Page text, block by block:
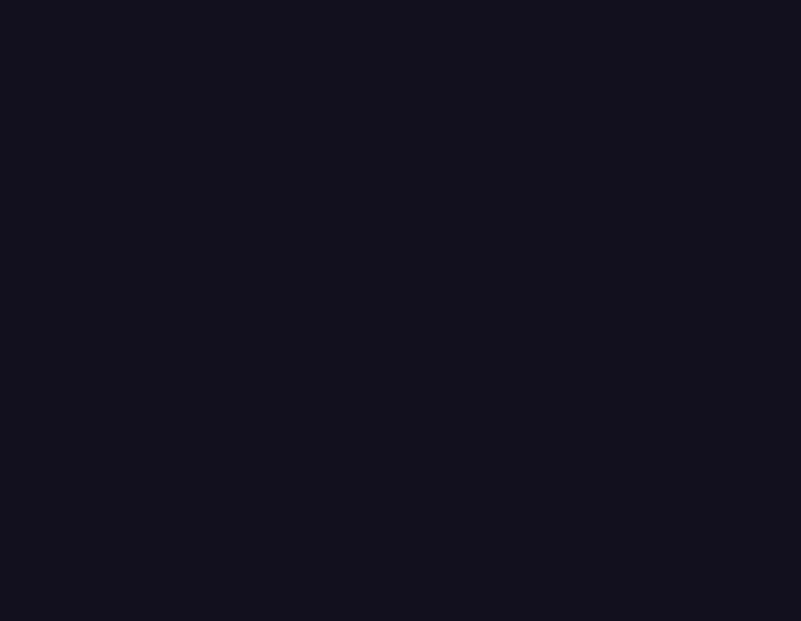
moderna para
popularidad en los últimos años,
usando módulos ES nativos de los
fiable: Las modificaciones se aplican en el
con plugins del ecosistema Rollup, lo que lo hace
internamente Rollup para generar bundles